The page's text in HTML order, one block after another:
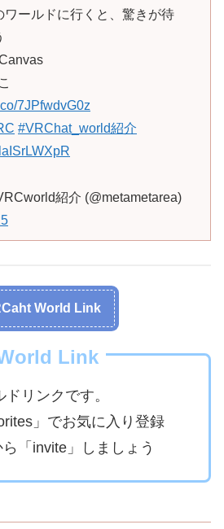
ワールドに行くと、驚きが待
7JPfwdvG0z
#VRChat_world紹介
紹介 (@metametarea)
World Link
Link
リンクです。
」でお気に入り登録
ら「invite」しましょう